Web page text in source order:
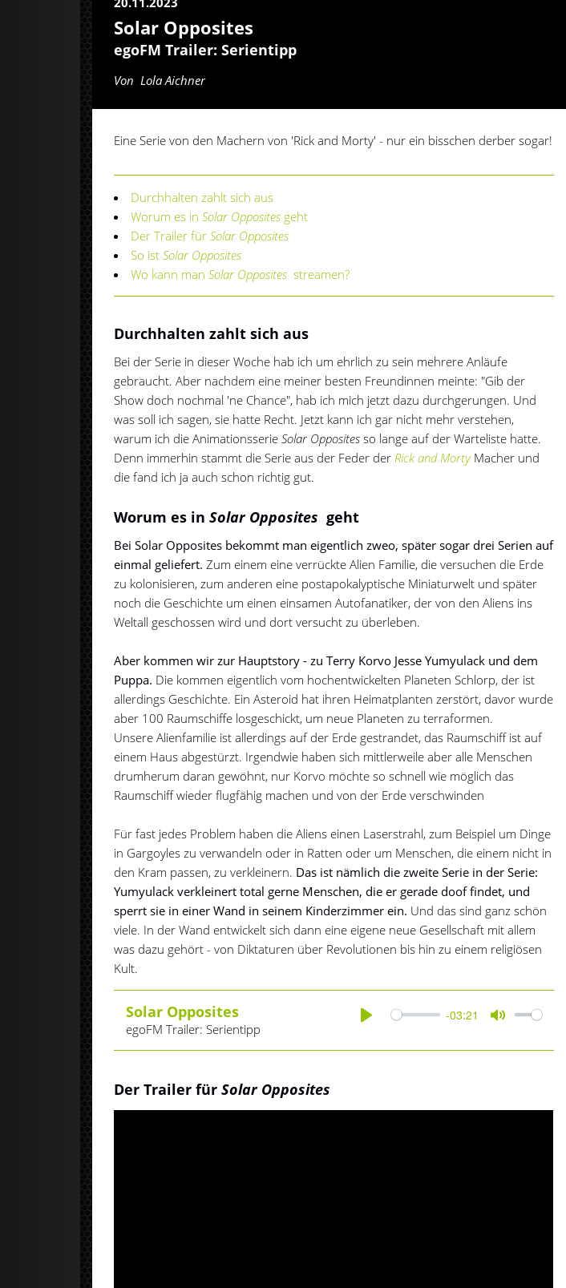
Solar Opposites
egoFM Trailer: Serientipp
Von Lola Aichner
Eine Serie von den Machern von 'Rick and Morty' - nur ein bisschen derber sogar!
Durchhalten zahlt sich aus
Worum es inSolar Opposites geht
Der Trailer fürSolar Opposites
So istSolar Opposites
Wo kann manSolar Opposites streamen?
Durchhalten zahlt sich aus
Bei der Serie in dieser Woche hab ich um ehrlich zu sein mehrere Anläufe
gebraucht. Aber nachdem eine meiner besten Freundinnen meinte: "Gib der
Show doch nochmal 'ne Chance", hab ich mich jetzt dazu durchgerungen. Und
was soll ich sagen, sie hatte Recht. Jetzt kann ich gar nicht mehr verstehen,
warum ich die AnimationsserieSolar Opposites so lange auf der Warteliste hatte.
Denn immerhin stammt die Serie aus der Feder der Rick and Morty Macher und
die fand ich ja auch schon richtig gut.
Worum es inSolar Opposites geht
Bei Solar Opposites bekommt man eigentlich zweo, später sogar drei Serien auf
einmal geliefert. Zum einem eine verrückte Alien Familie, die versuchen die Erde
zu kolonisieren, zum anderen eine postapokalyptische Miniaturwelt und später
noch die Geschichte um einen einsamen Autofanatiker, der von den Aliens ins
Weltall geschossen wird und dort versucht zu überleben.
Aber kommen wir zur Hauptstory - zu Terry Korvo Jesse Yumyulack und dem
Puppa. Die kommen eigentlich vom hochentwickelten Planeten Schlorp, der ist
allerdings Geschichte. Ein Asteroid hat ihren Heimatplanten zerstört, davor wurde
aber 100 Raumschiffe losgeschickt, um neue Planeten zu terraformen.
Unsere Alienfamilie ist allerdings auf der Erde gestrandet, das Raumschiff ist auf
einem Haus abgestürzt. Irgendwie haben sich mittlerweile aber alle Menschen
drumherum daran gewöhnt, nur Korvo möchte so schnell wie möglich das
Raumschiff wieder flugfähig machen und von der Erde verschwinden
Für fast jedes Problem haben die Aliens einen Laserstrahl, zum Beispiel um Dinge
in Gargoyles zu verwandeln oder in Ratten oder um Menschen, die einem nicht in
den Kram passen, zu verkleinern. Das ist nämlich die zweite Serie in der Serie:
Yumyulack verkleinert total gerne Menschen, die er gerade doof findet, und
sperrt sie in einer Wand in seinem Kinderzimmer ein. Und das sind ganz schön
viele. In der Wand entwickelt sich dann eine eigene neue Gesellschaft mit allem
was dazu gehört - von Diktaturen über Revolutionen bis hin zu einem religiösen
Kult.
Solar Opposites
egoFM Trailer: Serientipp
-03:21
Der Trailer fürSolar Opposites